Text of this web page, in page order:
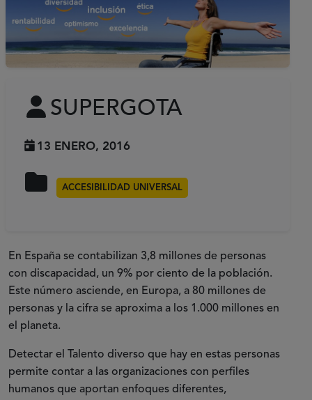
SUPERGOTA
13 ENERO, 2016
ACCESIBILIDAD UNIVERSAL
En España se contabilizan 3,8 millones de personas
con discapacidad, un 9% por ciento de la población.
Este número asciende, en Europa, a 80 millones de
personas y la cifra se aproxima a los 1.000 millones en
el planeta.
Detectar el Talento diverso que hay en estas personas
permite contar a las organizaciones con perfiles
humanos que aportan enfoques diferentes,